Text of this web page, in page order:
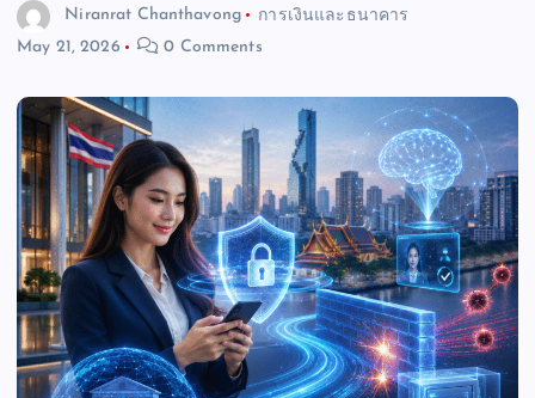
Niranrat Chanthavong
การเงินและธนาคาร
May 21, 2026
0 Comments